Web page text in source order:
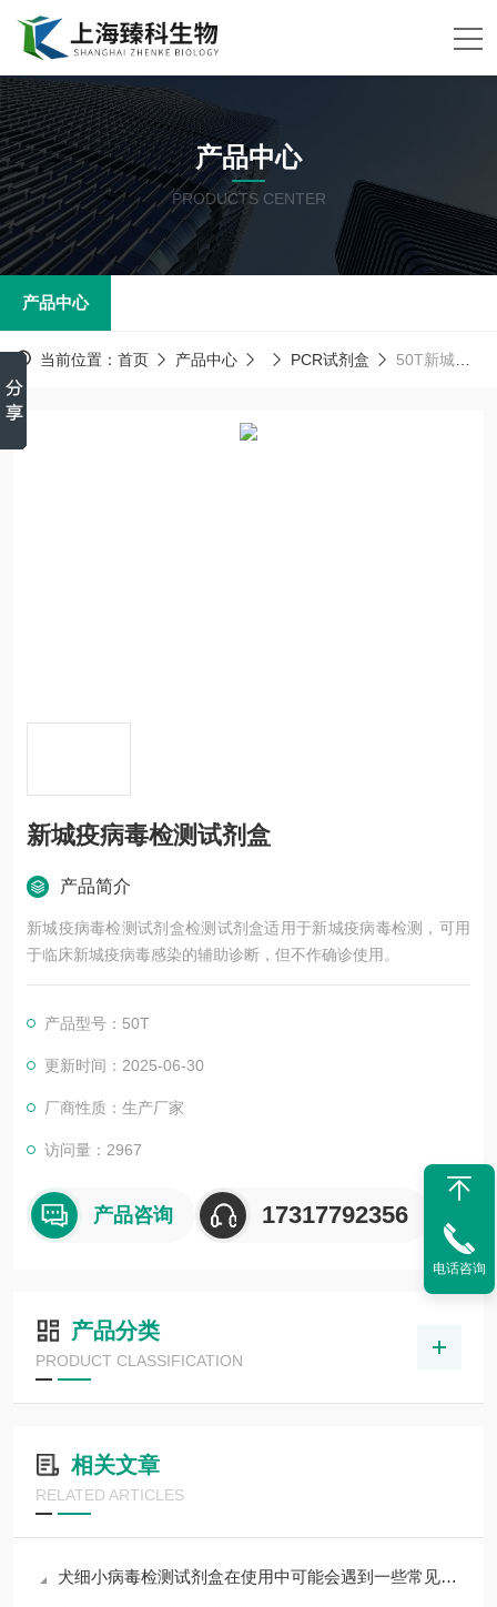
产品中心
PRODUCTS CENTER
产品中心
当前位置： 首页 产品中心 PCR试剂盒 50T新城疫病毒检测试剂盒
新城疫病毒检测试剂盒
产品简介
新城疫病毒检测试剂盒检测试剂盒适用于新城疫病毒检测，可用
于临床新城疫病毒感染的辅助诊断，但不作确诊使用。
产品型号：50T
更新时间：2025-06-30
厂商性质：生产厂家
访问量：2967
产品咨询 17317792356
产品分类
PRODUCT CLASSIFICATION
相关文章
RELATED ARTICLES
犬细小病毒检测试剂盒在使用中可能会遇到一些常见问题
电话咨询